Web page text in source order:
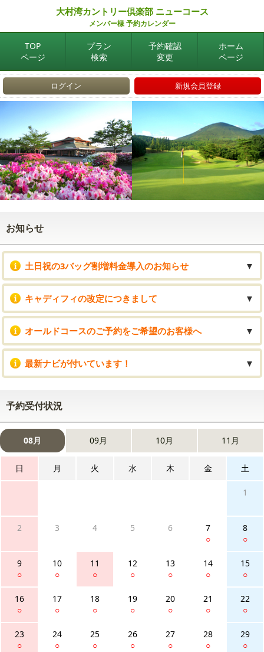
大村湾カントリー倶楽部 ニューコース
メンバー様 予約カレンダー
TOP
ページ
プラン
検索
予約確認
変更
ホーム
ページ
ログイン 新規会員登録
お知らせ
土日祝の3バッグ割増料金導入のお知らせ ▼
キャディフィの改定につきまして ▼
オールドコースのご予約をご希望のお客様へ ▼
最新ナビが付いています！ ▼
予約受付状況
08月 09月 10月 11月
日 月 火 水 木 金 土
1
2 3 4 5 6
7
○
8
○
9
○
10
○
11
○
12
○
13
○
14
○
15
○
16
○
17
○
18
○
19
○
20
○
21
○
22
○
23
○
24
○
25
○
26
○
27
○
28
○
29
○